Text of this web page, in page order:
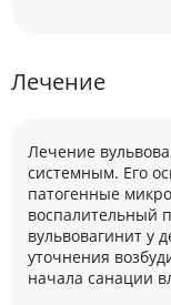
Лечение
Лечение
системным. Его
патогенные
воспалительный
вульвовагинит у
уточнения
начала санации